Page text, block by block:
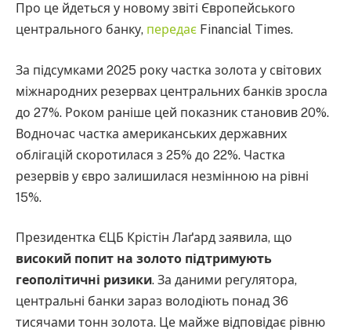
Про це йдеться у новому звіті Європейського
центрального банку, передає Financial Times.
За підсумками 2025 року частка золота у світових
міжнародних резервах центральних банків зросла
до 27%. Роком раніше цей показник становив 20%.
Водночас частка американських державних
облігацій скоротилася з 25% до 22%. Частка
резервів у євро залишилася незмінною на рівні
15%.
Президентка ЄЦБ Крістін Лаґард заявила, що
високий попит на золото підтримують
геополітичні ризики. За даними регулятора,
центральні банки зараз володіють понад 36
тисячами тонн золота. Це майже відповідає рівню